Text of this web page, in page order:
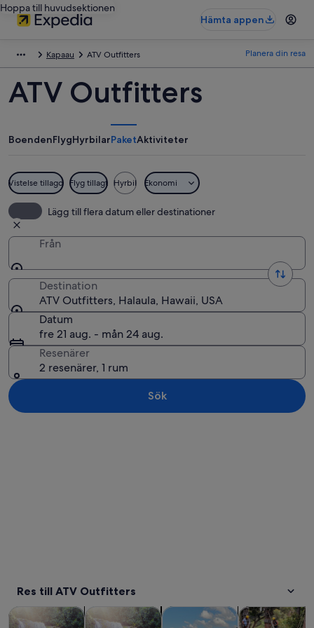
Hoppa till huvudsektionen
Hämta appen
Kapaau ATV Outfitters Planera din resa
ATV Outfitters
BoendenFlygHyrbilarPaketAktiviteter
Vistelse tillagd Flyg tillagt Hyrbil Ekonomi
Lägg till flera datum eller destinationer
Från
Destination
ATV Outfitters, Halaula, Hawaii, USA
Datum
fre 21 aug. - mån 24 aug.
Resenärer
2 resenärer, 1 rum
Sök
Res till ATV Outfitters
Turer och dagsutflykter Öppnas i ny flik
Äventyr och friluftsliv Öppnas i ny flik
Privata och skräddarsydda
Historia och